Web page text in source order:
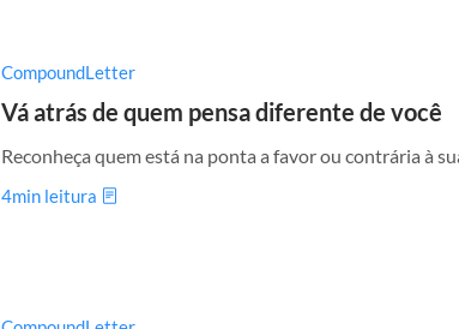
CompoundLetter
4min leitura
Vá atrás de quem pensa diferente de você
Reconheça quem está na ponta a favor ou contrária à